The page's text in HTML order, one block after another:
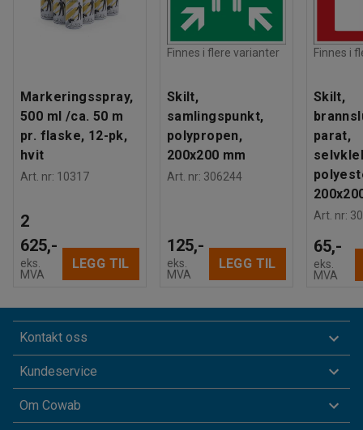
Markeringsspray,
500 ml /ca. 50 m
pr. flaske, 12-pk,
hvit
Art. nr: 10317
2
625,-
eks.
MVA
LEGG TIL
Finnes i flere varianter
Skilt,
samlingspunkt,
polypropen,
200x200 mm
Art. nr: 306244
125,-
eks.
MVA
LEGG TIL
Finnes i
Skilt,
parat,
Art. nr:
65,-
eks.
MVA
Kontakt oss
Kundeservice
Om Cowab